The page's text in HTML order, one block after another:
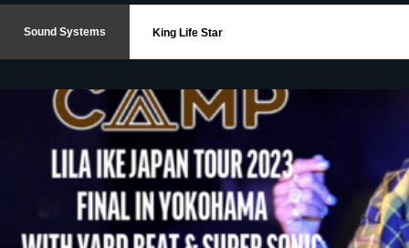
Sound Systems King Life Star